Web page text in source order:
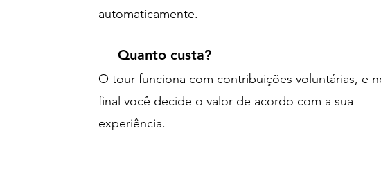
automaticamente.
Quanto custa?
O tour funciona com contribuições voluntárias, e
final você decide o valor de acordo com a sua
experiência.